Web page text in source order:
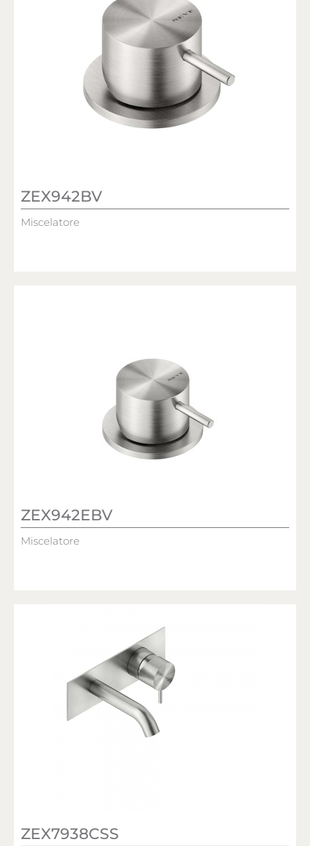
ZEX942BV
Miscelatore
ZEX942EBV
Miscelatore
ZEX7938CSS